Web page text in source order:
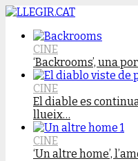
CINE
‘Backrooms’, una
CINE
El diable es
llueix…
CINE
‘Un altre home’,